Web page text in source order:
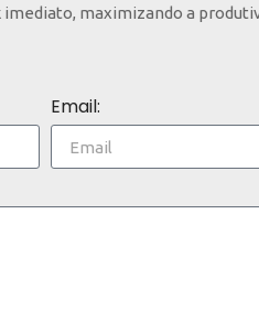
maximizando a
Email: